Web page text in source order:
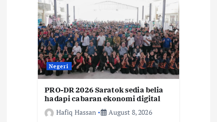
Negeri
PRO-DR 2026 Saratok sedia belia
hadapi cabaran ekonomi digital
Hafiq Hassan
August 8, 2026